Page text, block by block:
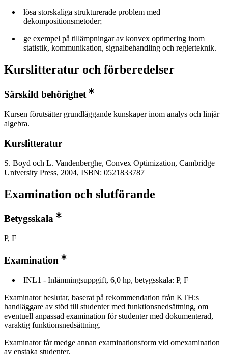
lösa storskaliga strukturerade problem med
dekompositionsmetoder;
ge exempel på tillämpningar av konvex optimering inom
statistik, kommunikation, signalbehandling och reglerteknik.
Kurslitteratur och förberedelser
Särskild behörighet
Kursen förutsätter grundläggande kunskaper inom analys och linjär
algebra.
Kurslitteratur
S. Boyd och L. Vandenberghe, Convex Optimization, Cambridge
University Press, 2004, ISBN: 0521833787
Examination och slutförande
Betygsskala
P, F
Examination
INL1 - Inlämningsuppgift, 6,0 hp, betygsskala: P, F
Examinator beslutar, baserat på rekommendation från KTH:s
handläggare av stöd till studenter med funktionsnedsättning, om
eventuell anpassad examination för studenter med dokumenterad,
varaktig funktionsnedsättning.
Examinator får medge annan examinationsform vid omexamination
av enstaka studenter.